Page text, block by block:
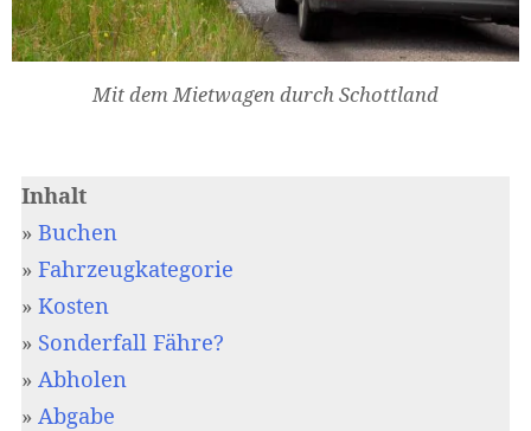
Mit dem Mietwagen durch Schottland
Inhalt
» Buchen
» Fahrzeugkategorie
» Kosten
» Sonderfall Fähre?
» Abholen
» Abgabe